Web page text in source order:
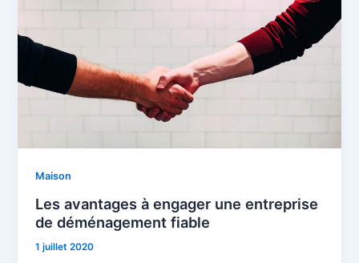
Maison
Les avantages à engager une entreprise
de déménagement fiable
1 juillet 2020